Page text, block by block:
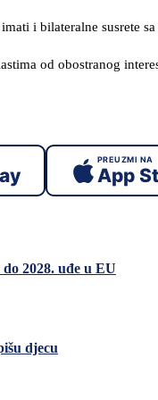
i bilateralne susrete
od obostranog
PREUZMI NA
App
2028. uđe u EU
djecu